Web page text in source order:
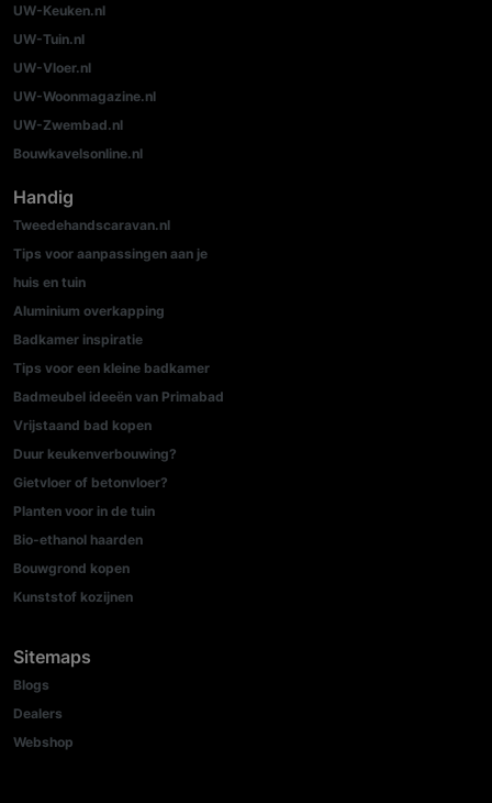
UW-Keuken.nl
UW-Tuin.nl
UW-Vloer.nl
UW-Woonmagazine.nl
UW-Zwembad.nl
Bouwkavelsonline.nl
Handig
Tweedehandscaravan.nl
Tips voor aanpassingen aan je
huis en tuin
Aluminium overkapping
Badkamer inspiratie
Tips voor een kleine badkamer
Badmeubel ideeën van Primabad
Vrijstaand bad kopen
Duur keukenverbouwing?
Gietvloer of betonvloer?
Planten voor in de tuin
Bio-ethanol haarden
Bouwgrond kopen
Kunststof kozijnen
Sitemaps
Blogs
Dealers
Webshop